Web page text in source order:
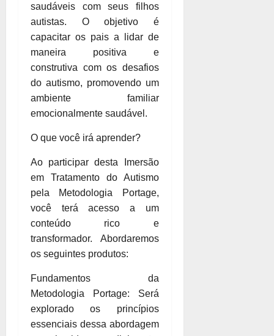
saudáveis com seus filhos
autistas. O objetivo é
capacitar os pais a lidar de
maneira positiva e
construtiva com os desafios
do autismo, promovendo um
ambiente familiar
emocionalmente saudável.
O que você irá aprender?
Ao participar desta Imersão
em Tratamento do Autismo
pela Metodologia Portage,
você terá acesso a um
conteúdo rico e
transformador. Abordaremos
os seguintes produtos:
Fundamentos da
Metodologia Portage: Será
explorado os princípios
essenciais dessa abordagem